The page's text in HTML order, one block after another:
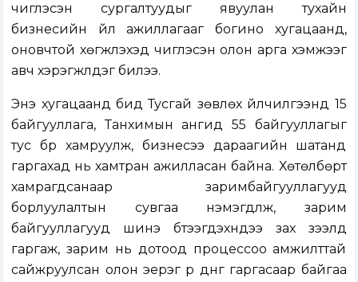
чиглэсэн сургалтуудыг явуулан тухайн
бизнесийн үйл ажиллагааг богино хугацаанд,
оновчтой хөгжүүлэхэд чиглэсэн олон арга хэмжээг
авч хэрэгжүүлдэг билээ.
Энэ хугацаанд бид Тусгай зөвлөх үйлчилгээнд 15
байгууллага, Танхимын ангид 55 байгууллагыг
тус бүр хамруулж, бизнесээ дараагийн шатанд
гаргахад нь хамтран ажилласан байна. Хөтөлбөрт
хамрагдсанаар заримбайгууллагууд
борлуулалтын сувгаа нэмэгдүүлж, зарим
байгууллагууд шинэ бүтээгдэхүүнүүдээ зах зээлд
гаргаж, зарим нь дотоод процессоо амжилттай
сайжруулсан олон эерэг үр дүнг гаргасаар байгаа